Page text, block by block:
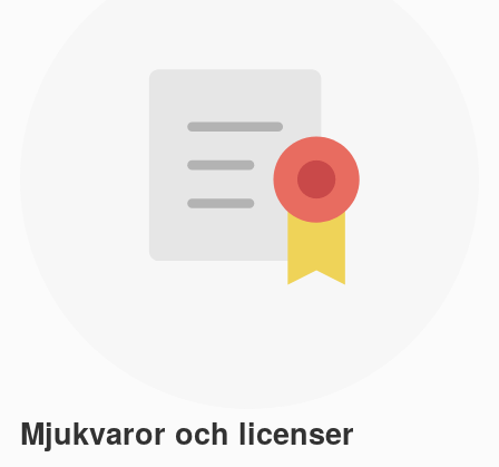
Mjukvaror och licenser